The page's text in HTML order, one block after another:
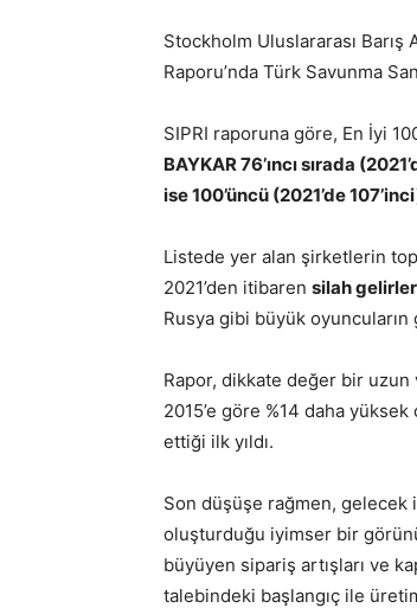
Stockholm Uluslararası Barış
Raporu’nda Türk Savunma
SIPRI raporuna göre, En İyi
BAYKAR 76’ıncı sırada
ise 100’üncü (2021’de
Listede yer alan şirketlerin
2021’den itibaren silah
Rusya gibi büyük
Rapor, dikkate değer bir
2015’e göre %14 daha
ettiği ilk yıldı.
Son düşüşe rağmen, gelecek
oluşturduğu iyimser bir
büyüyen sipariş artışları ve
talebindeki başlangıç ile